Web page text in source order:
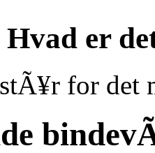
Hvad er
for det